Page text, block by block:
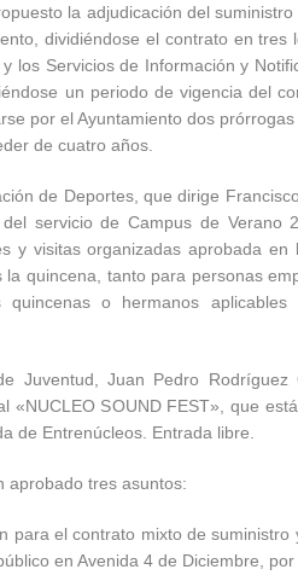
la adjudicación del
dividiéndose el contrato en
los Servicios de Información y
un periodo de vigencia del
por el Ayuntamiento dos
de cuatro años.
de Deportes, que dirige
servicio de Campus de Verano
y visitas organizadas aprobada
la quincena, tanto para personas
quincenas o hermanos
Juventud, Juan Pedro
«NUCLEO SOUND FEST», que
de Entrenúcleos. Entrada libre.
aprobado tres asuntos:
para el contrato mixto de
en Avenida 4 de Diciembre,